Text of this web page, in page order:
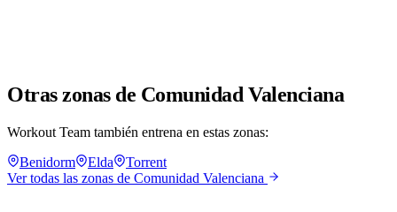
Otras zonas de Comunidad Valenciana
Workout Team también entrena en estas zonas:
Benidorm
Elda
Torrent
Ver todas las zonas de Comunidad Valenciana